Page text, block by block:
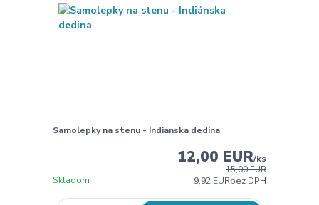
Samolepky na stenu - Indiánska dedina
15,00 EUR
12,00 EUR/ks
9,92 EURbez DPH
Skladom